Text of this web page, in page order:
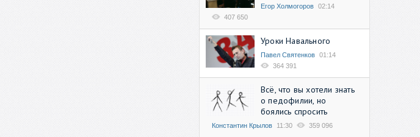
Егор Холмогоров 02:14
407 650
Уроки Навального
Павел Святенков 01:14
364 391
Всё, что вы хотели знать
о педофилии, но
боялись спросить
Константин Крылов 11:30 359 096